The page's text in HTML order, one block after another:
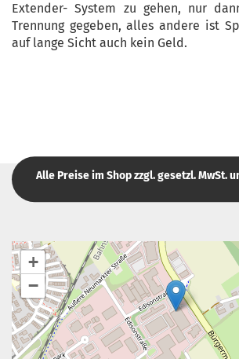
Extender- System zu gehen, nur
Trennung gegeben, alles andere ist
auf lange Sicht auch kein Geld.
Alle Preise im Shop zzgl. gesetzl. MwSt.
+
−